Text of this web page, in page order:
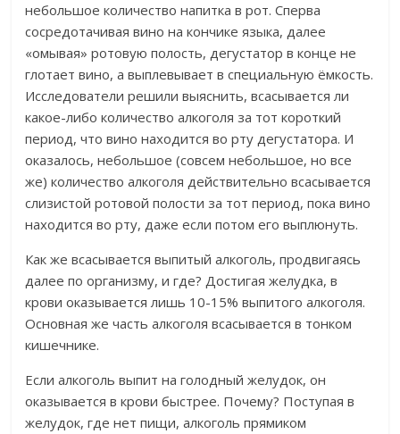
небольшое количество напитка в рот. Сперва
сосредотачивая вино на кончике языка, далее
«омывая» ротовую полость, дегустатор в конце не
глотает вино, а выплевывает в специальную ёмкость.
Исследователи решили выяснить, всасывается ли
какое-либо количество алкоголя за тот короткий
период, что вино находится во рту дегустатора. И
оказалось, небольшое (совсем небольшое, но все
же) количество алкоголя действительно всасывается
слизистой ротовой полости за тот период, пока вино
находится во рту, даже если потом его выплюнуть.
Как же всасывается выпитый алкоголь, продвигаясь
далее по организму, и где? Достигая желудка, в
крови оказывается лишь 10-15% выпитого алкоголя.
Основная же часть алкоголя всасывается в тонком
кишечнике.
Если алкоголь выпит на голодный желудок, он
оказывается в крови быстрее. Почему? Поступая в
желудок, где нет пищи, алкоголь прямиком